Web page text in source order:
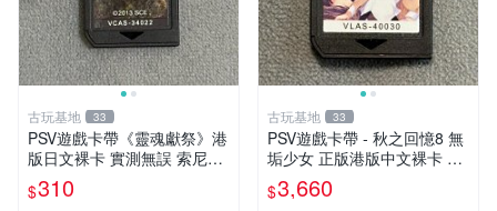
古玩基地 33
PSV遊戲卡帶《靈魂獻祭》港
版日文裸卡 實測無誤 索尼專
機運行用 靈魂獻祭 PSV 港日
裸卡 卡帶專用機玩
$310
古玩基地 33
PSV遊戲卡帶 - 秋之回憶8 無
垢少女 正版港版中文裸卡 限
定運行於Sony PSV機器 psv
秋之回憶無垢少女 港版 中文
$3,660